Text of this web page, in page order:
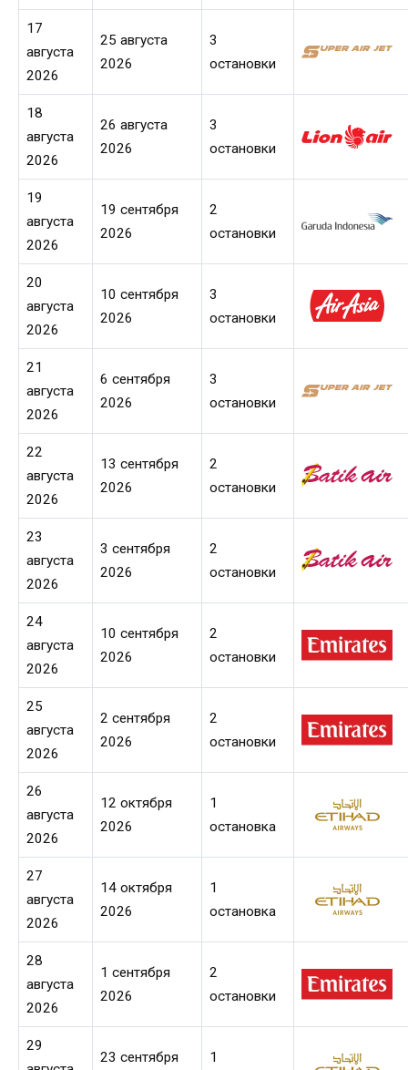
17
августа
2026
25 августа
2026
3
остановки
18
августа
2026
26 августа
2026
3
остановки
19
августа
2026
19 сентября
2026
2
остановки
20
августа
2026
10 сентября
2026
3
остановки
21
августа
2026
6 сентября
2026
3
остановки
22
августа
2026
13 сентября
2026
2
остановки
23
августа
2026
3 сентября
2026
2
остановки
24
августа
2026
10 сентября
2026
2
остановки
25
августа
2026
2 сентября
2026
2
остановки
26
августа
2026
12 октября
2026
1
остановка
27
августа
2026
14 октября
2026
1
остановка
28
августа
2026
1 сентября
2026
2
остановки
29
23 сентября 1